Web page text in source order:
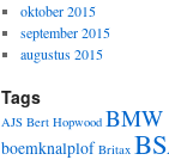
oktober 2015
september 2015
augustus 2015
Tags
AJS Bert Hopwood BMW
boemknalplof Britax